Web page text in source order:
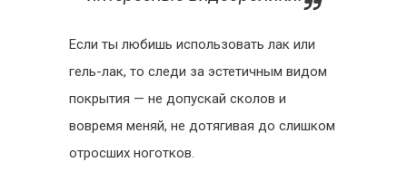
Если ты любишь использовать лак или
гель-лак, то следи за эстетичным видом
покрытия — не допускай сколов и
вовремя меняй, не дотягивая до слишком
отросших ноготков.